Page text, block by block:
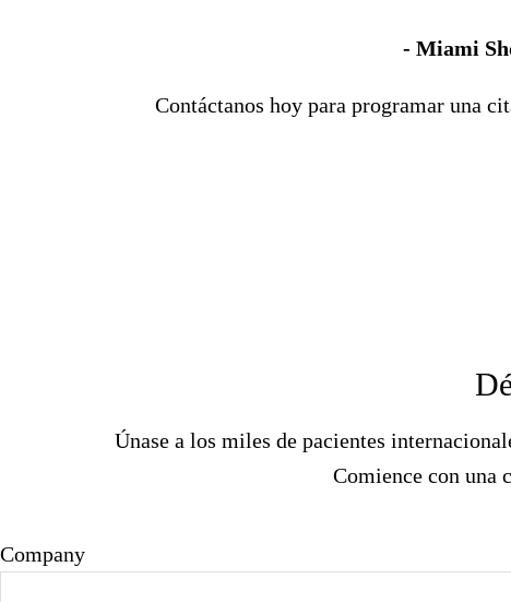
- Miami
Contáctanos hoy para programar una
Únase a los miles de pacientes
Comience con una
Company